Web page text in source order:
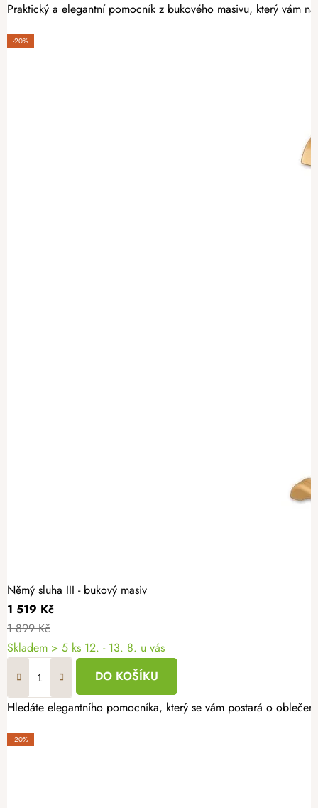
Praktický a elegantní pomocník z bukového masivu, který vám
-20%
Němý sluha III - bukový masiv
1 519 Kč
1 899 Kč
Skladem > 5 ks 12. - 13. 8. u vás
DO KOŠÍKU
Hledáte elegantního pomocníka, který se vám postará o
-20%